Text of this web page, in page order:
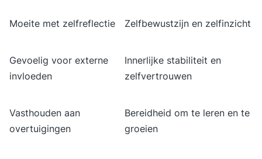
Moeite met zelfreflectie Zelfbewustzijn en zelfinzicht
Gevoelig voor externe
invloeden
Innerlijke stabiliteit en
zelfvertrouwen
Vasthouden aan
overtuigingen
Bereidheid om te leren en te
groeien